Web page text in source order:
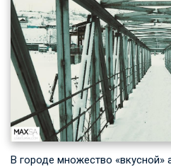
В городе множество «вкусной»